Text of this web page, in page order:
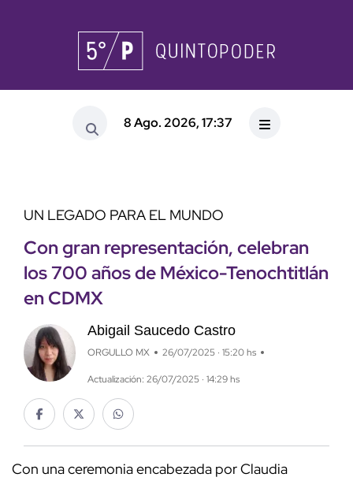
8 Ago. 2026, 17:37
UN LEGADO PARA EL MUNDO
Con gran representación, celebran
los 700 años de México-Tenochtitlán
en CDMX
Abigail Saucedo Castro
ORGULLO MX 26/07/2025 · 15:20 hs
Actualización: 26/07/2025 · 14:29 hs
Con una ceremonia encabezada por Claudia